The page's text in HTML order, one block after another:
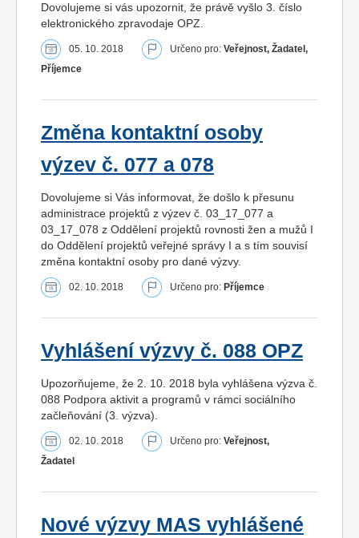
Dovolujeme si vás upozornit, že právě vyšlo 3. číslo
elektronického zpravodaje OPZ.
05. 10. 2018 Určeno pro: Veřejnost, Žadatel,
Příjemce
Změna kontaktní osoby
výzev č. 077 a 078
Dovolujeme si Vás informovat, že došlo k přesunu
administrace projektů z výzev č. 03_17_077 a
03_17_078 z Oddělení projektů rovnosti žen a mužů I
do Oddělení projektů veřejné správy I a s tím souvisí
změna kontaktní osoby pro dané výzvy.
02. 10. 2018 Určeno pro: Příjemce
Vyhlášení výzvy č. 088 OPZ
Upozorňujeme, že 2. 10. 2018 byla vyhlášena výzva č.
088 Podpora aktivit a programů v rámci sociálního
začleňování (3. výzva).
02. 10. 2018 Určeno pro: Veřejnost,
Žadatel
Nové výzvy MAS vyhlášené